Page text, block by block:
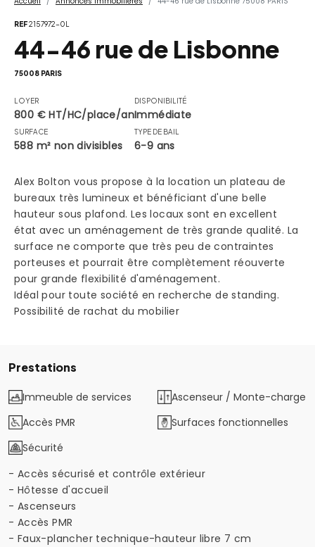
REF2157972-0L
44-46 rue de Lisbonne
75008 PARIS
LOYER
800 € HT/HC/place/an
SURFACE
588 m² non divisibles
DISPONIBILITÉ
Immédiate
TYPE DE BAIL
6-9 ans
Alex Bolton vous propose à la location un plateau de
bureaux très lumineux et bénéficiant d'une belle
hauteur sous plafond. Les locaux sont en excellent
état avec un aménagement de très grande qualité. La
surface ne comporte que très peu de contraintes
porteuses et pourrait être complètement réouverte
pour grande flexibilité d'aménagement.
Idéal pour toute société en recherche de standing.
Possibilité de rachat du mobilier
Prestations
Immeuble de services
Ascenseur / Monte-charge
Accès PMR
Surfaces fonctionnelles
Sécurité
- Accès sécurisé et contrôle extérieur
- Hôtesse d'accueil
- Ascenseurs
- Accès PMR
- Faux-plancher technique-hauteur libre 7 cm